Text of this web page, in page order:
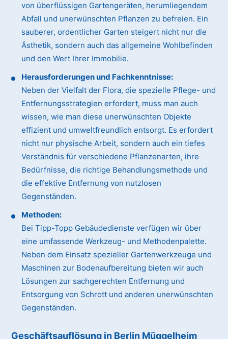
von überflüssigen Gartengeräten, herumliegendem
Abfall und unerwünschten Pflanzen zu befreien. Ein
sauberer, ordentlicher Garten steigert nicht nur die
Ästhetik, sondern auch das allgemeine Wohlbefinden
und den Wert Ihrer Immobilie.
Herausforderungen und Fachkenntnisse:
Neben der Vielfalt der Flora, die spezielle Pflege- und
Entfernungsstrategien erfordert, muss man auch
wissen, wie man diese unerwünschten Objekte
effizient und umweltfreundlich entsorgt. Es erfordert
nicht nur physische Arbeit, sondern auch ein tiefes
Verständnis für verschiedene Pflanzenarten, ihre
Bedürfnisse, die richtige Behandlungsmethode und
die effektive Entfernung von nutzlosen
Gegenständen.
Methoden:
Bei Tipp-Topp Gebäudedienste verfügen wir über
eine umfassende Werkzeug- und Methodenpalette.
Neben dem Einsatz spezieller Gartenwerkzeuge und
Maschinen zur Bodenaufbereitung bieten wir auch
Lösungen zur sachgerechten Entfernung und
Entsorgung von Schrott und anderen unerwünschten
Gegenständen.
Geschäftsauflösung in Berlin Müggelheim